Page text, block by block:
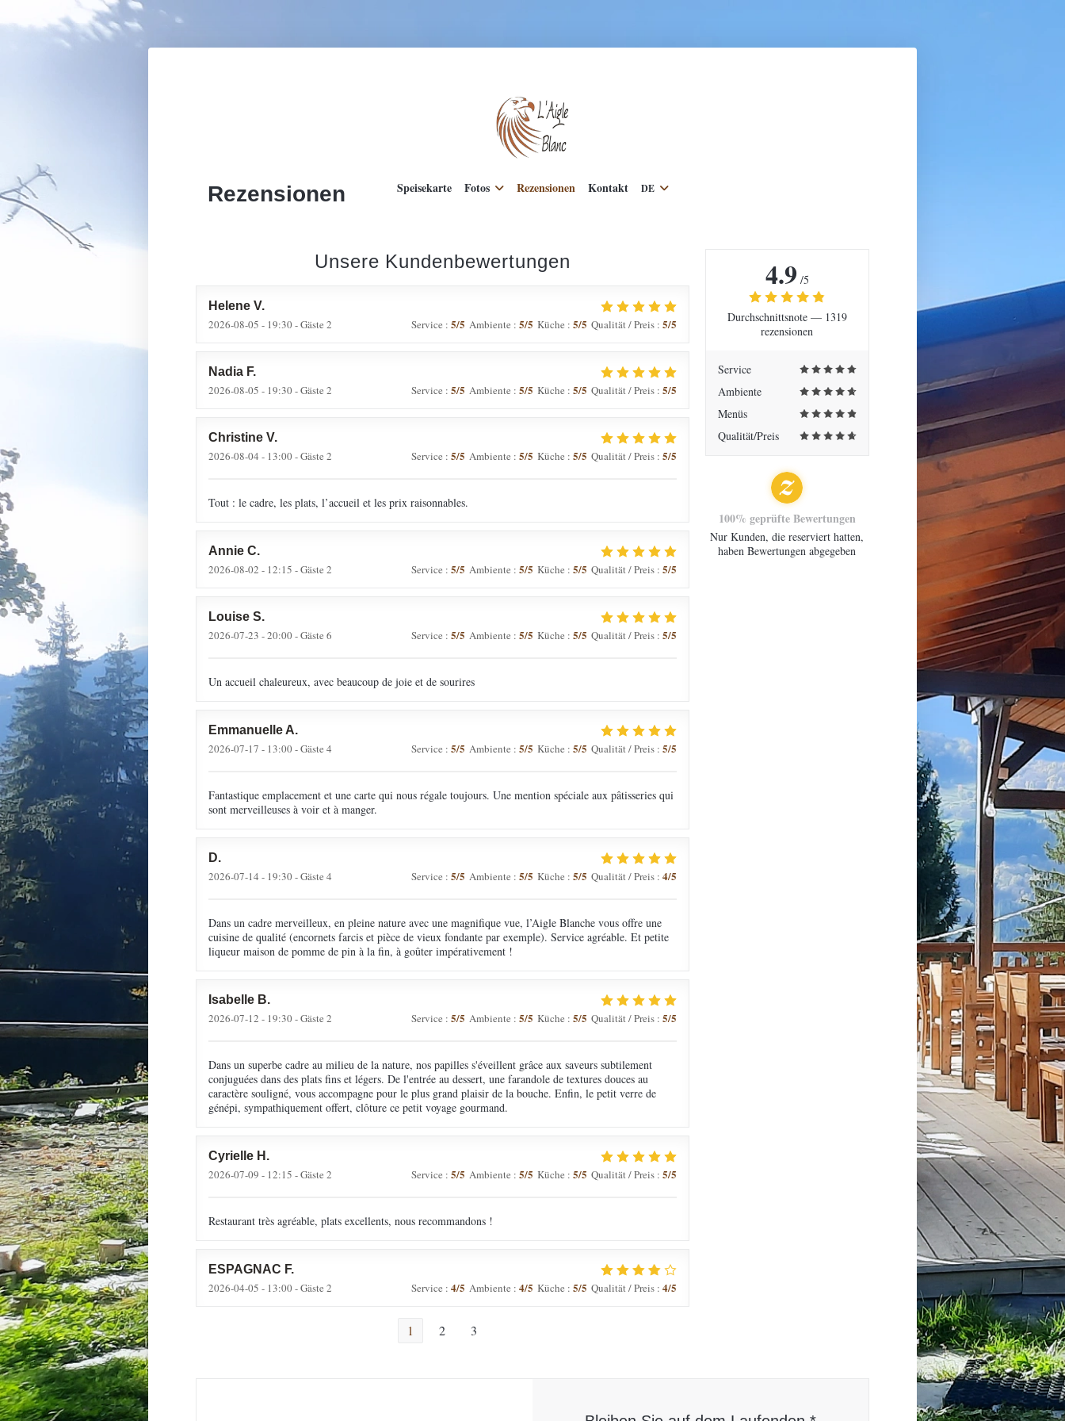
Speisekarte Fotos Rezensionen Kontakt DE
Rezensionen
Unsere Kundenbewertungen
Helene V
2026-08-05 - 19:30 - Gäste 2 Service : 5/5 Ambiente : 5/5 Küche : 5/5 Qualität / Preis: 5/5
Nadia F
2026-08-05 - 19:30 - Gäste 2 Service : 5/5 Ambiente : 5/5 Küche : 5/5 Qualität / Preis: 5/5
Christine V
2026-08-04 - 13:00 - Gäste 2 Service : 5/5 Ambiente : 5/5 Küche : 5/5 Qualität / Preis: 5/5
Tout : le cadre, les plats, l’accueil et les prix raisonnables.
Annie C
2026-08-02 - 12:15 - Gäste 2 Service : 5/5 Ambiente : 5/5 Küche : 5/5 Qualität / Preis: 5/5
Louise S
2026-07-23 - 20:00 - Gäste 6 Service : 5/5 Ambiente : 5/5 Küche : 5/5 Qualität / Preis: 5/5
Un accueil chaleureux, avec beaucoup de joie et de sourires
Emmanuelle A
2026-07-17 - 13:00 - Gäste 4 Service : 5/5 Ambiente : 5/5 Küche : 5/5 Qualität / Preis: 5/5
Fantastique emplacement et une carte qui nous régale toujours. Une mention spéciale aux pâtisseries qui
sont merveilleuses à voir et à manger.
D
2026-07-14 - 19:30 - Gäste 4 Service : 5/5 Ambiente : 5/5 Küche : 5/5 Qualität / Preis: 4/5
Dans un cadre merveilleux, en pleine nature avec une magnifique vue, l’Aigle Blanche vous offre une
cuisine de qualité (encornets farcis et pièce de vieux fondante par exemple). Service agréable. Et petite
liqueur maison de pomme de pin à la fin, à goûter impérativement !
Isabelle B
2026-07-12 - 19:30 - Gäste 2 Service : 5/5 Ambiente : 5/5 Küche : 5/5 Qualität / Preis: 5/5
Dans un superbe cadre au milieu de la nature, nos papilles s'éveillent grâce aux saveurs subtilement
conjuguées dans des plats fins et légers. De l'entrée au dessert, une farandole de textures douces au
caractère souligné, vous accompagne pour le plus grand plaisir de la bouche. Enfin, le petit verre de
génépi, sympathiquement offert, clôture ce petit voyage gourmand.
Cyrielle H
2026-07-09 - 12:15 - Gäste 2 Service : 5/5 Ambiente : 5/5 Küche : 5/5 Qualität / Preis: 5/5
Restaurant très agréable, plats excellents, nous recommandons !
ESPAGNAC F
2026-04-05 - 13:00 - Gäste 2 Service : 4/5 Ambiente : 4/5 Küche : 5/5 Qualität / Preis: 4/5
1 2 3
4.9 /5
Durchschnittsnote — 1319
rezensionen
Service
Ambiente
Menüs
Qualität/Preis
100% geprüfte Bewertungen
Nur Kunden, die reserviert hatten,
haben Bewertungen abgegeben